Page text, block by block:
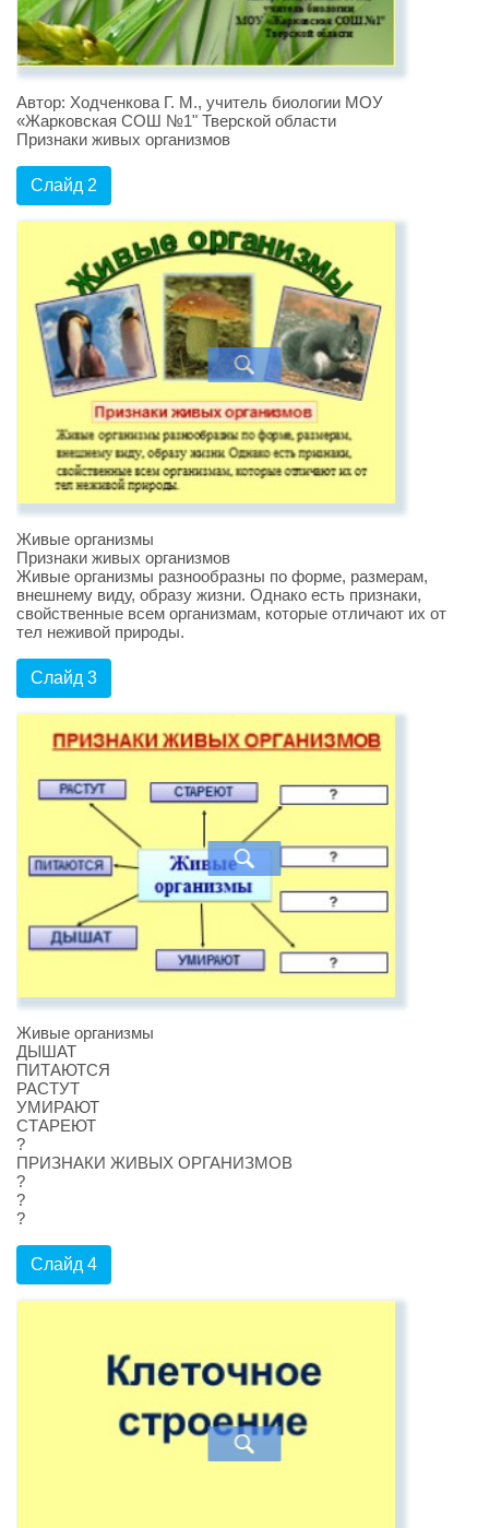
Автор: Ходченкова Г. М., учитель биологии МОУ
«Жарковская СОШ №1" Тверской области
Признаки живых организмов
Слайд 2
Живые организмы
Признаки живых организмов
Живые организмы разнообразны по форме, размерам,
внешнему виду, образу жизни. Однако есть признаки,
свойственные всем организмам, которые отличают их от
тел неживой природы.
Слайд 3
Живые организмы
ДЫШАТ
ПИТАЮТСЯ
РАСТУТ
УМИРАЮТ
СТАРЕЮТ
?
ПРИЗНАКИ ЖИВЫХ ОРГАНИЗМОВ
?
?
?
Слайд 4